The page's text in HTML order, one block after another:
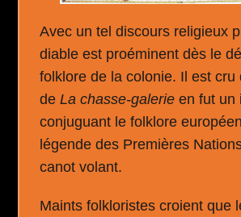
Avec un tel discours religieux
diable est proéminent dès le
folklore de la colonie. Il est cru
deLa chasse-galerie en fut un
conjuguant le folklore
légende des Premières
canot volant.
Maints folkloristes croient que